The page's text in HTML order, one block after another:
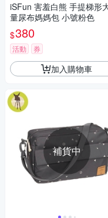
iSFun 害羞白熊 手提梯形
量尿布媽媽包 小號粉色
$380
活動 券
加入購物車
補貨中